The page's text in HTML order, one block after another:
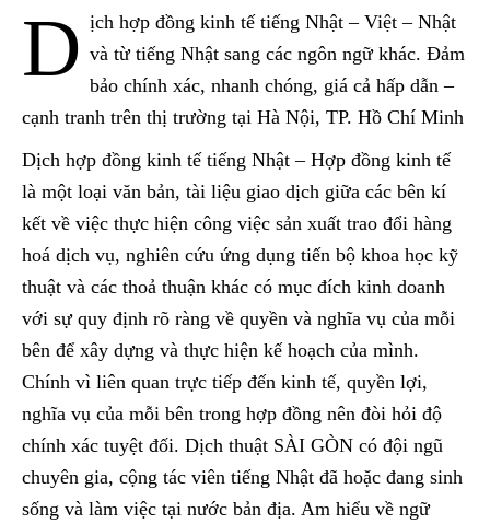
D ịch hợp đồng kinh tế tiếng Nhật – Việt – Nhật
và từ tiếng Nhật sang các ngôn ngữ khác. Đảm
bảo chính xác, nhanh chóng, giá cả hấp dẫn –
cạnh tranh trên thị trường tại Hà Nội, TP. Hồ Chí Minh
Dịch hợp đồng kinh tế tiếng Nhật – Hợp đồng kinh tế
là một loại văn bản, tài liệu giao dịch giữa các bên kí
kết về việc thực hiện công việc sản xuất trao đổi hàng
hoá dịch vụ, nghiên cứu ứng dụng tiến bộ khoa học kỹ
thuật và các thoả thuận khác có mục đích kinh doanh
với sự quy định rõ ràng về quyền và nghĩa vụ của mỗi
bên để xây dựng và thực hiện kế hoạch của mình.
Chính vì liên quan trực tiếp đến kinh tế, quyền lợi,
nghĩa vụ của mỗi bên trong hợp đồng nên đòi hỏi độ
chính xác tuyệt đối. Dịch thuật SÀI GÒN có đội ngũ
chuyên gia, cộng tác viên tiếng Nhật đã hoặc đang sinh
sống và làm việc tại nước bản địa. Am hiểu về ngữ